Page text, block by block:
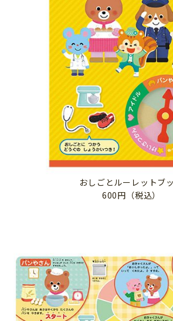
おしごとルーレットブ
600円（税込）